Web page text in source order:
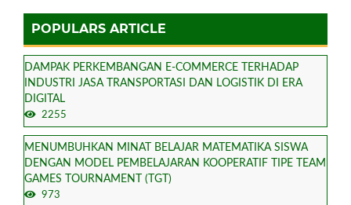
POPULARS ARTICLE
DAMPAK PERKEMBANGAN E-COMMERCE TERHADAP
INDUSTRI JASA TRANSPORTASI DAN LOGISTIK DI ERA
DIGITAL
2255
MENUMBUHKAN MINAT BELAJAR MATEMATIKA SISWA
DENGAN MODEL PEMBELAJARAN KOOPERATIF TIPE TEAM
GAMES TOURNAMENT (TGT)
973